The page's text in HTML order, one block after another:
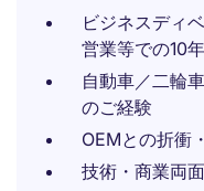
ビジネスディ
営業等での10
自動車／二輪
のご経験
OEMとの折衝
技術・商業両